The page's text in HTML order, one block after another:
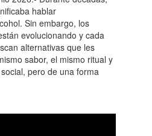
hablar
Sin embargo, los
evolucionando y cada
alternativas que les
sabor, el mismo ritual y
pero de una forma